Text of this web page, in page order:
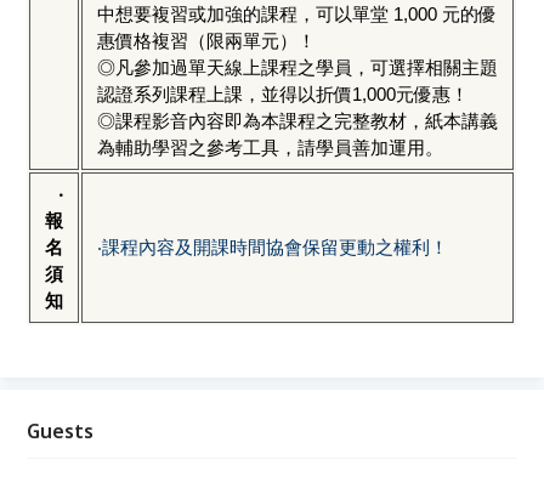
中想要複習或加強的課程，可以單堂 1,000 元的優
惠價格複習（限兩單元）！
◎凡參加過單天線上課程之學員，可選擇相關主題
認證系列課程上課，並得以折價1,000元優惠！
◎課程影音內容即為本課程之完整教材，紙本講義
為輔助學習之參考工具，請學員善加運用。
‧
報
名
須
知
‧課程內容及開課時間協會保留更動之權利！
Guests